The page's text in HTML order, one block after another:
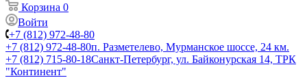
Корзина 0
Войти
+7 (812) 972-48-80
+7 (812) 972-48-80п. Разметелево, Мурманское шоссе, 24 км.
+7 (812) 715-80-18Санкт-Петербург, ул. Байконурская 14, ТРК
"Континент"